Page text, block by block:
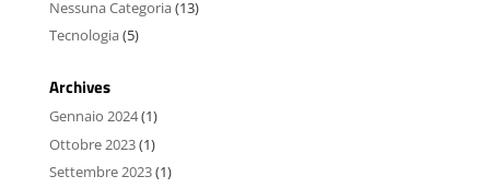
Nessuna Categoria(13)
Tecnologia(5)
Archives
Gennaio 2024(1)
Ottobre 2023(1)
Settembre 2023(1)